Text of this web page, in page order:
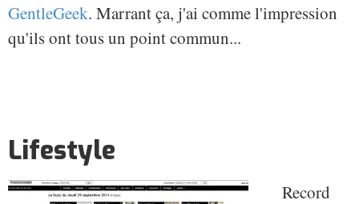
GentleGeek. Marrant ça, j'ai comme l'impression
qu'ils ont tous un point commun...
Lifestyle
Record